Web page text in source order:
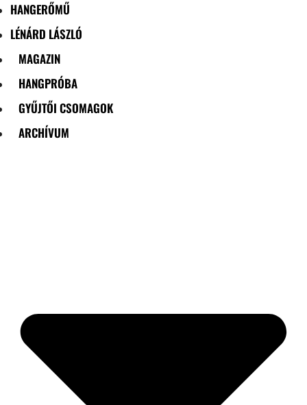
HANGERŐMŰ
LÉNÁRD LÁSZLÓ
MAGAZIN
HANGPRÓBA
GYŰJTŐI CSOMAGOK
ARCHÍVUM